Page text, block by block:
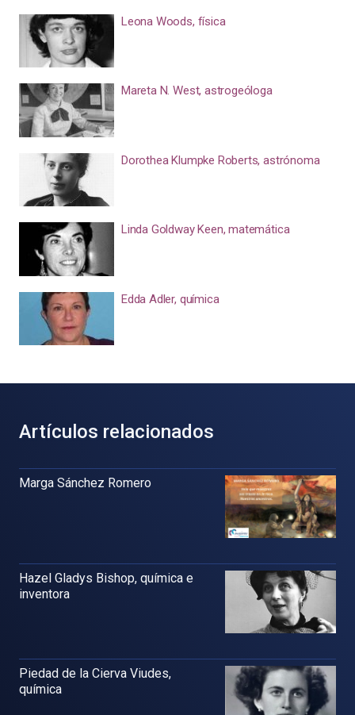
Leona Woods, física
Mareta N. West, astrogeóloga
Dorothea Klumpke Roberts, astrónoma
Linda Goldway Keen, matemática
Edda Adler, química
Artículos relacionados
Marga Sánchez Romero
Hazel Gladys Bishop, química e
inventora
Piedad de la Cierva Viudes,
química